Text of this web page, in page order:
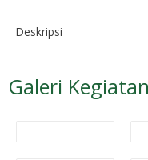
Deskripsi
Galeri Kegiatan